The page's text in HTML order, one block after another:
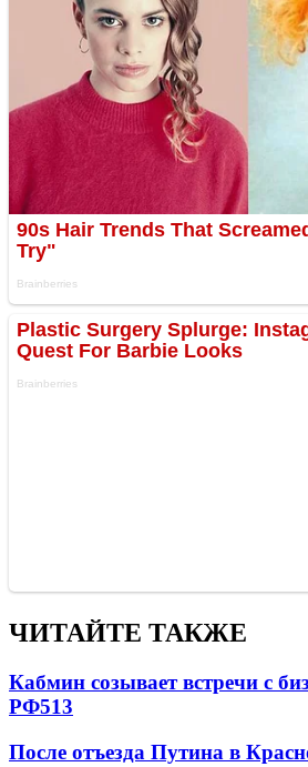
ЧИТАЙТЕ ТАКЖЕ
Кабмин созывает встречи с
РФ513
После отъезда Путина в